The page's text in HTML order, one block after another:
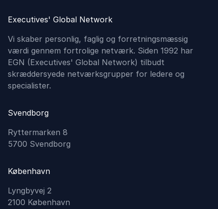
Executives' Global Network
Vi skaber personlig, faglig og forretningsmæssig
værdi gennem fortrolige netværk. Siden 1992 har
EGN (Executives'​ Global Network) tilbudt
skræddersyede netværksgrupper for ledere og
specialister.
Svendborg
Ryttermarken 8
5700 Svendborg
København
Lyngbyvej 2
2100 København